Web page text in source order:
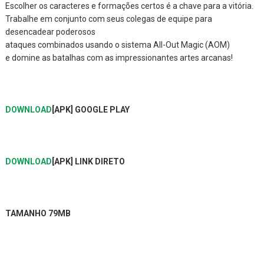
Escolher os caracteres e formações certos é a chave para a vitória.
Trabalhe em conjunto com seus colegas de equipe para
desencadear poderosos
ataques combinados usando o sistema All-Out Magic (AOM)
e domine as batalhas com as impressionantes artes arcanas!
DOWNLOAD [APK] GOOGLE PLAY
DOWNLOAD [APK] LINK DIRETO
TAMANHO 79MB